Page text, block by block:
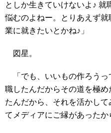
としか生きていけないよ♪
悩むのよねー。とりあえず
業に就きたいとかね♪」
図星。
「でも、いいもの作ろうっ
職したんだからその道を極
たんだから、それを活かし
てメディアにご縁があったか